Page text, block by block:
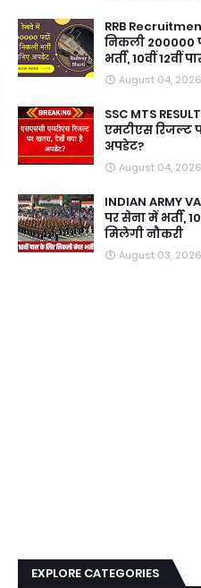
RRB
निकली 200000
भर्ती, 10वीं
August 04, 2026
SSC MTS
एमटीएस रिजल्ट
अपडेट?
August 04, 2026
INDIAN ARMY
पर सेना में भर्ती,
मिलेगी नौकरी
August 03, 2026
EXPLORE CATEGORIES